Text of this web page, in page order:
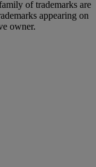
of trademarks are
appearing on
owner.